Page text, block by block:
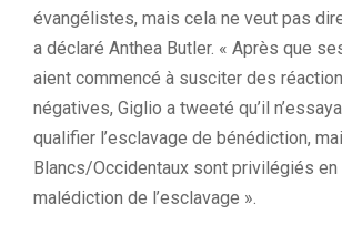
évangélistes, mais cela ne veut pas
a déclaré Anthea Butler. « Après que
aient commencé à susciter des
négatives, Giglio a tweeté qu’il
qualifier l’esclavage de bénédiction,
Blancs/Occidentaux sont privilégiés en
malédiction de l’esclavage ».